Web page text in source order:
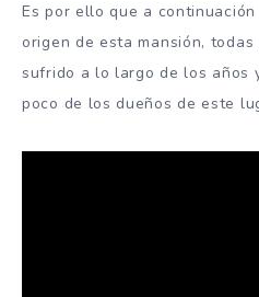
Es por ello que a
origen de esta mansión,
sufrido a lo largo de los años
poco de los dueños de este